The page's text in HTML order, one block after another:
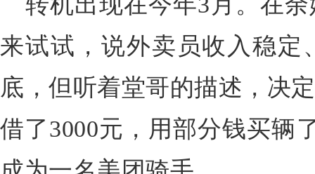
来试试，说外卖员收入稳定
底，但听着堂哥的描述，决
借了3000元，用部分钱买辆